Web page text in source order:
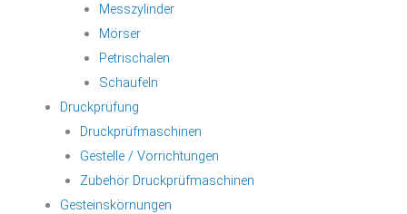
Messzylinder
Mörser
Petrischalen
Schaufeln
Druckprüfung
Druckprüfmaschinen
Gestelle / Vorrichtungen
Zubehör Druckprüfmaschinen
Gesteinskörnungen